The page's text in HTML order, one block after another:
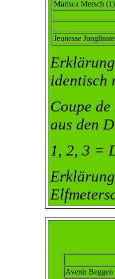
Marisca Mersch (1)
Jeunesse
identisch
Coupe
aus den
1, 2, 3 =
Avenir Beggen